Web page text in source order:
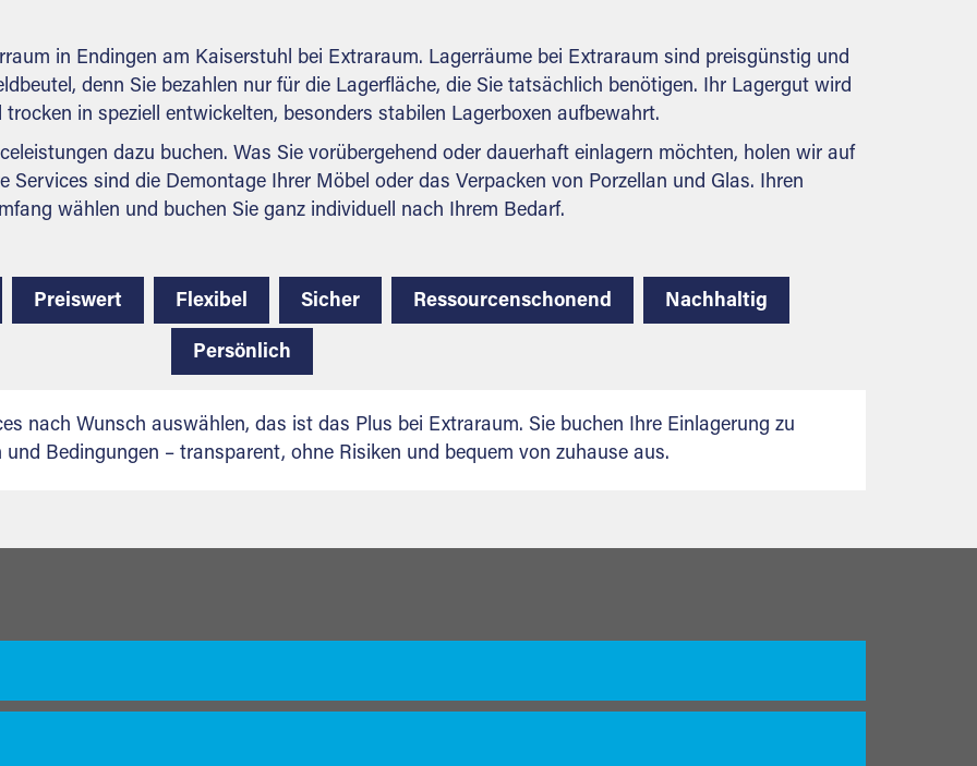
in Endingen am Kaiserstuhl bei Extraraum. Lagerräume bei Extraraum sind preisgünstig und
denn Sie bezahlen nur für die Lagerfläche, die Sie tatsächlich benötigen. Ihr Lagergut wird
trocken in speziell entwickelten, besonders stabilen Lagerboxen aufbewahrt.
dazu buchen. Was Sie vorübergehend oder dauerhaft einlagern möchten, holen wir auf
Services sind die Demontage Ihrer Möbel oder das Verpacken von Porzellan und Glas. Ihren
wählen und buchen Sie ganz individuell nach Ihrem Bedarf.
Preiswert Flexibel Sicher Ressourcenschonend Nachhaltig
Persönlich
nach Wunsch auswählen, das ist das Plus bei Extraraum. Sie buchen Ihre Einlagerung zu
und Bedingungen – transparent, ohne Risiken und bequem von zuhause aus.